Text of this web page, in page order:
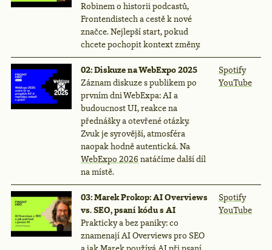
Robinem o historii podcastů,
Frontendistech a cestě k nové
značce. Nejlepší start, pokud
chcete pochopit kontext změny.
02: Diskuze na WebExpo 2025
Záznam diskuze s publikem po
prvním dni WebExpa: AI a
budoucnost UI, reakce na
přednášky a otevřené otázky.
Zvuk je syrovější, atmosféra
naopak hodně autentická. Na
WebExpo 2026 natáčíme další díl
na místě.
Spotify
YouTube
03: Marek Prokop: AI Overviews
vs. SEO, psaní kódu s AI
Prakticky a bez paniky: co
znamenají AI Overviews pro SEO
Spotify
YouTube